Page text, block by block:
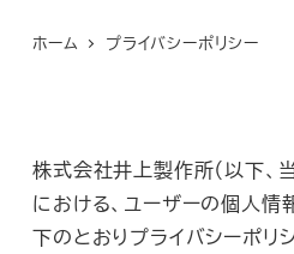
ホーム プライバシーポリシー
株式会社井上製作所（以下、
における、ユーザーの個人情
下のとおりプライバシーポリ